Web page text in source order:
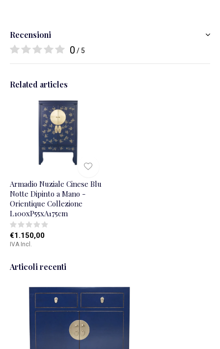
Recensioni
0 / 5
Related articles
Armadio Nuziale Cinese Blu
Notte Dipinto a Mano -
Orientique Collezione
L100xP55xA175cm
€1.150,00
IVA Incl.
Articoli recenti